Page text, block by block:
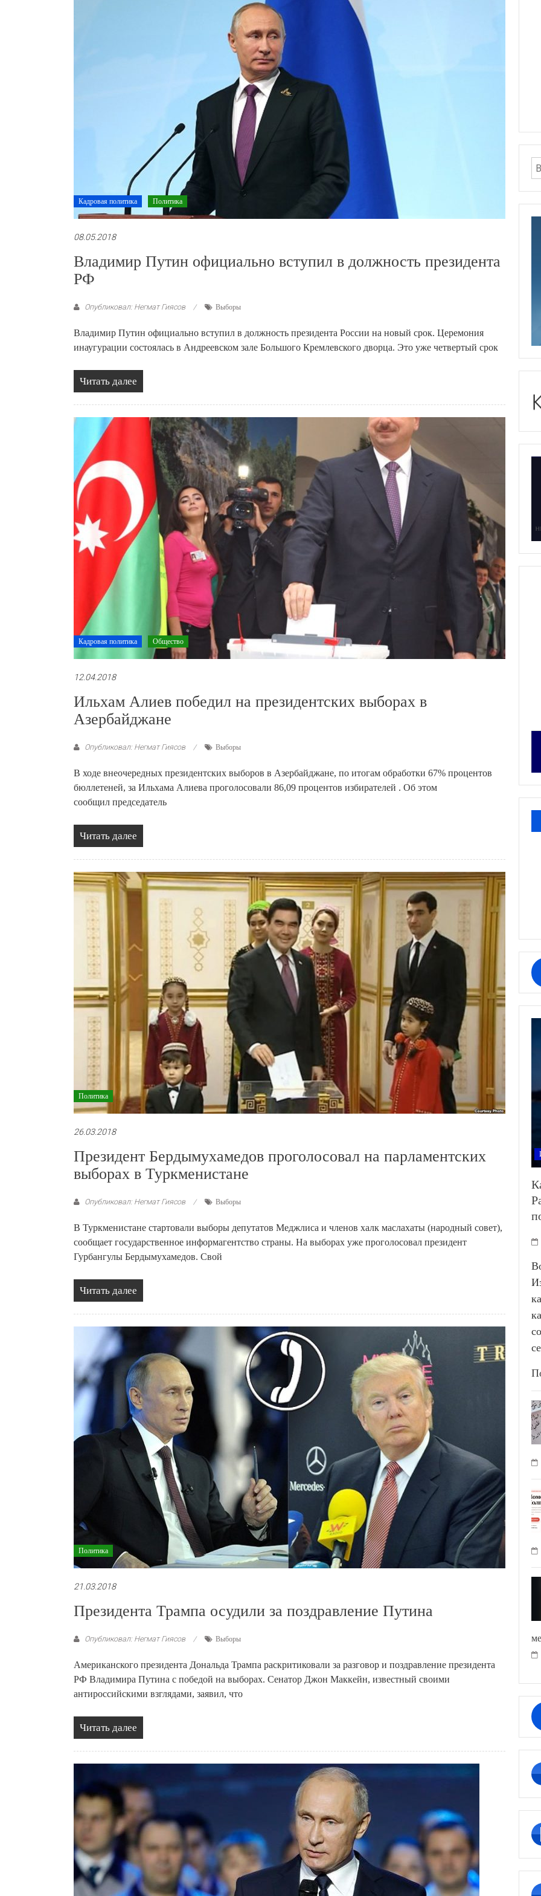
Кадровая политика Политика
08.05.2018
Владимир Путин официально вступил в должность президента
РФ
Опубликовал: Негмат Гиясов Выборы
Владимир Путин официально вступил в должность президента России на новый срок. Церемония
инаугурации состоялась в Андреевском зале Большого Кремлевского дворца. Это уже четвертый срок
Читать далее
Кадровая политика Общество
12.04.2018
Ильхам Алиев победил на президентских выборах в
Азербайджане
Опубликовал: Негмат Гиясов Выборы
В ходе внеочередных президентских выборов в Азербайджане, по итогам обработки 67% процентов
бюллетеней, за Ильхама Алиева проголосовали 86,09 процентов избирателей . Об этом
сообщил председатель
Читать далее
Политика
26.03.2018
Президент Бердымухамедов проголосовал на парламентских
выборах в Туркменистане
Опубликовал: Негмат Гиясов Выборы
В Туркменистане стартовали выборы депутатов Меджлиса и членов халк маслахаты (народный совет),
сообщает государственное информагентство страны. На выборах уже проголосовал президент
Гурбангулы Бердымухамедов. Свой
Читать далее
Политика
21.03.2018
Президента Трампа осудили за поздравление Путина
Опубликовал: Негмат Гиясов Выборы
Американского президента Дональда Трампа раскритиковали за разговор и поздравление президента
РФ Владимира Путина с победой на выборах. Сенатор Джон Маккейн, известный своими
антироссийскими взглядами, заявил, что
Читать далее